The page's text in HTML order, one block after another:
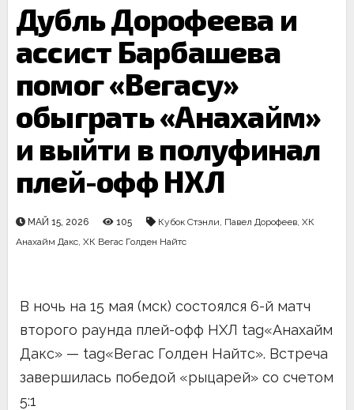
Дубль Дорофеева и
ассист Барбашева
помог «Вегасу»
обыграть «Анахайм»
и выйти в полуфинал
плей-офф НХЛ
МАЙ 15, 2026 105 Кубок Стэнли, Павел Дорофеев, ХК
Анахайм Дакс, ХК Вегас Голден Найтс
В ночь на 15 мая (мск) состоялся 6-й матч
второго раунда плей-офф НХЛ tag«Анахайм
Дакс» — tag«Вегас Голден Найтс». Встреча
завершилась победой «рыцарей» со счетом
5:1